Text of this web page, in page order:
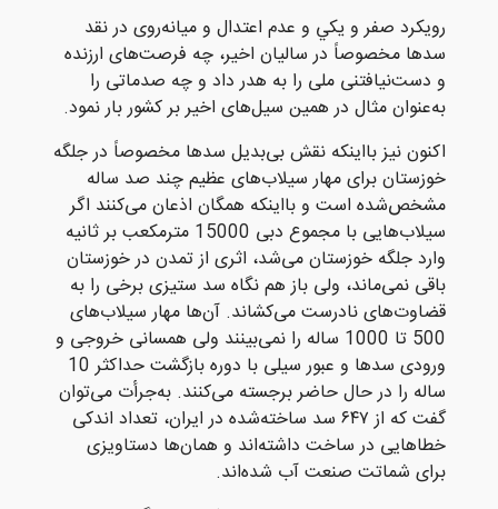
رویکرد صفر و يکي و عدم اعتدال و میانه‌روی در نقد
سدها مخصوصاً در ساليان اخیر، چه فرصت‌های ارزنده
و دست‌نیافتنی ملی را به هدر داد و چه صدماتی را
به‌عنوان مثال در همین سیل‌های اخیر بر کشور بار نمود.
اکنون نیز بااینکه نقش بی‌بدیل سدها مخصوصاً در جلگه
خوزستان برای مهار سیلاب‌های عظیم چند صد ساله
مشخص‌شده است و بااینکه همگان اذعان می‌کنند اگر
سیلاب‌هایی با مجموع دبی 15000 مترمکعب بر ثانیه
وارد جلگه خوزستان می‌شد، اثری از تمدن در خوزستان
باقی نمی‌ماند، ولی باز هم نگاه سد ستیزی برخی را به
قضاوت‌های نادرست می‌کشاند. آن‌ها مهار سیلاب‌های
500 تا 1000 ساله را نمی‌بینند ولی همسانی خروجی و
ورودی سدها و عبور سیلی با دوره بازگشت حداکثر 10
ساله را در حال حاضر برجسته می‌کنند. به‌جرأت می‌توان
گفت که از ۶۴۷ سد ساخته‌شده در ایران، تعداد اندکی
خطاهایی در ساخت داشته‌اند و همان‌ها دستاویزی
برای شماتت صنعت آب شده‌اند.